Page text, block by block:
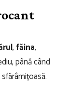
,făina,
până când